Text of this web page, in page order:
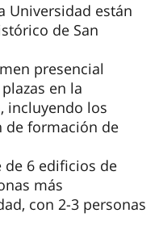
Universidad están
de San
presencial
en la
incluyendo los
de formación de
de 6 edificios de
más
con 2-3 personas